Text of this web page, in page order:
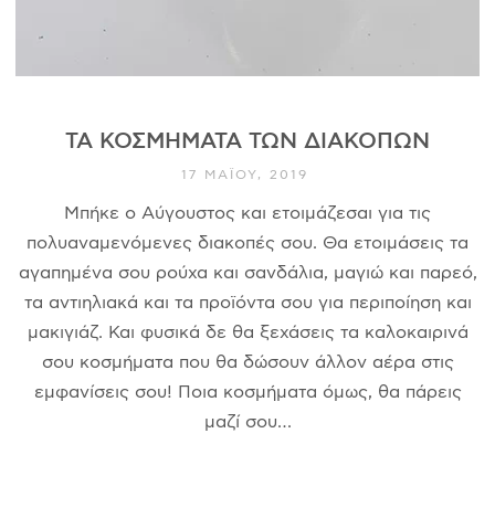
ΤΑ ΚΟΣΜΉΜΑΤΑ ΤΩΝ ΔΙΑΚΟΠΏΝ
17 ΜΑΪ́ΟΥ, 2019
Μπήκε ο Αύγουστος και ετοιμάζεσαι για τις
πολυαναμενόμενες διακοπές σου. Θα ετοιμάσεις τα
αγαπημένα σου ρούχα και σανδάλια, μαγιώ και παρεό,
τα αντιηλιακά και τα προϊόντα σου για περιποίηση και
μακιγιάζ. Και φυσικά δε θα ξεχάσεις τα καλοκαιρινά
σου κοσμήματα που θα δώσουν άλλον αέρα στις
εμφανίσεις σου! Ποια κοσμήματα όμως, θα πάρεις
μαζί σου…